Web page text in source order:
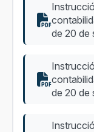
de 20 de
de 20 de